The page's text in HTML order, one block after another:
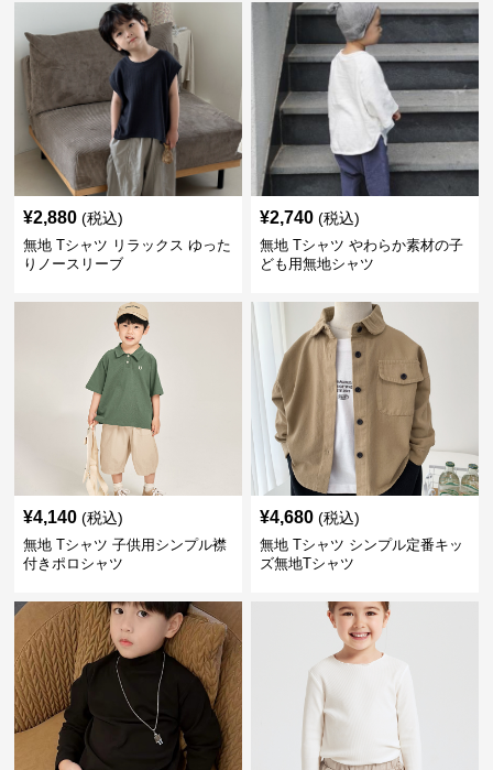
¥2,880 (税込)
無地 Tシャツ リラックス ゆった
りノースリーブ
¥2,740 (税込)
無地 Tシャツ やわらか素材の子
ども用無地シャツ
¥4,140 (税込)
無地 Tシャツ 子供用シンプル襟
付きポロシャツ
¥4,680 (税込)
無地 Tシャツ シンプル定番キッ
ズ無地Tシャツ